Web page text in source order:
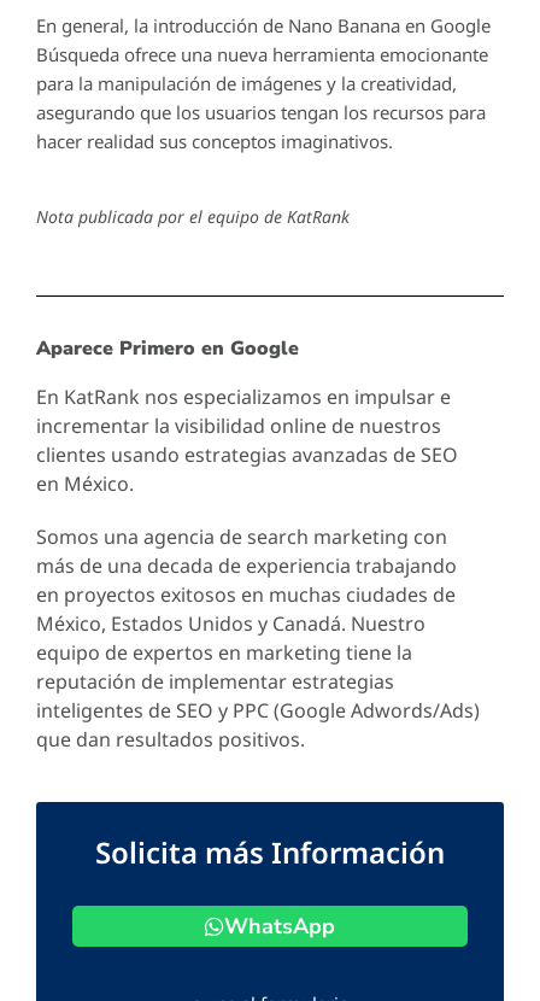
En general, la introducción de Nano Banana en Google
Búsqueda ofrece una nueva herramienta emocionante
para la manipulación de imágenes y la creatividad,
asegurando que los usuarios tengan los recursos para
hacer realidad sus conceptos imaginativos.
Nota publicada por el equipo de KatRank
Aparece Primero en Google
En KatRank nos especializamos en impulsar e
incrementar la visibilidad online de nuestros
clientes usando estrategias avanzadas de SEO
en México.
Somos una agencia de search marketing con
más de una decada de experiencia trabajando
en proyectos exitosos en muchas ciudades de
México, Estados Unidos y Canadá. Nuestro
equipo de expertos en marketing tiene la
reputación de implementar estrategias
inteligentes de SEO y PPC (Google Adwords/Ads)
que dan resultados positivos.
Solicita más Información
WhatsApp